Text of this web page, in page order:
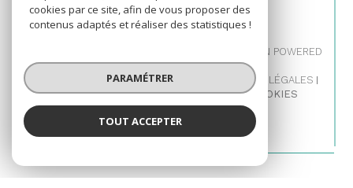
© 2026 | TOUS DROITS RÉSERVÉS | TRADUCTION POWERED
BY GOOGLE |
NOS HONORAIRES
PLAN DU SITE
MENTIONS LÉGALES
ADMIN
NOS LIENS POLITIQUE RGPD COOKIES
cookies par ce site, afin de vous proposer des
contenus adaptés et réaliser des statistiques !
PARAMÉTRER
TOUT ACCEPTER